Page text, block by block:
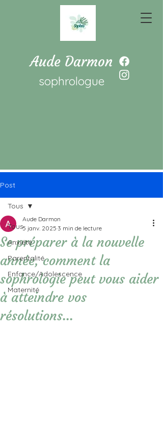
Aude Darmon
sophrologue
Post
Tous
Anxiété
Parentalité
Enfance/Adolescence
Maternité
Tous
Se préparer à la nouvelle
année, comment la
sophrologie peut vous aider
à atteindre vos
résolutions...
Aude Darmon
5 janv. 2025 3 min de lecture